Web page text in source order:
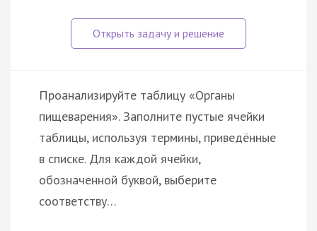
Проанализируйте таблицу «Органы
пищеварения». Заполните пустые ячейки
таблицы, используя термины, приведённые
в списке. Для каждой ячейки,
обозначенной буквой, выберите
соответству…